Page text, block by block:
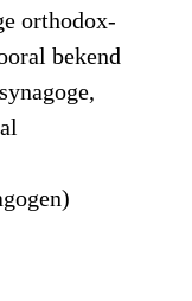
orthodox-
bekend